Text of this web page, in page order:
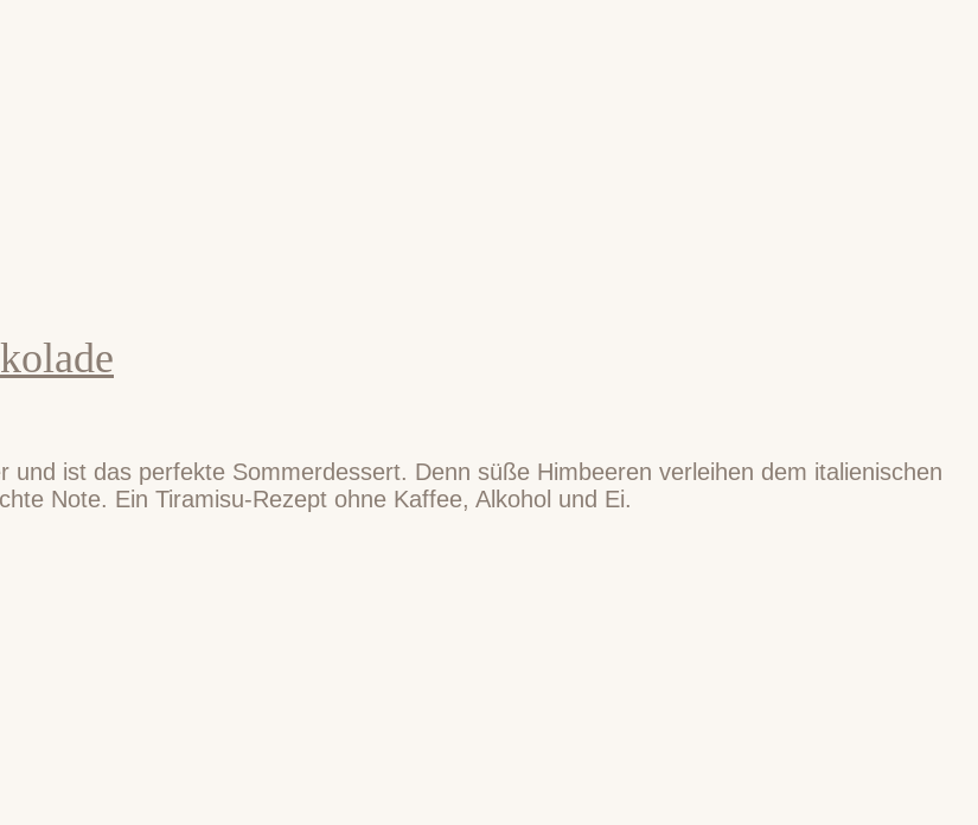
ist das perfekte Sommerdessert. Denn süße Himbeeren verleihen dem italienischen
Note. Ein Tiramisu-Rezept ohne Kaffee, Alkohol und Ei.